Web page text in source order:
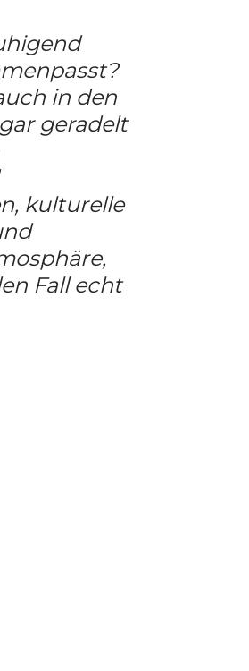
in den
geradelt
kulturelle
Fall echt